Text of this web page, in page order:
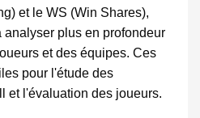
et le WS (Win Shares),
plus en profondeur
et des équipes. Ces
pour l'étude des
et l'évaluation des joueurs.